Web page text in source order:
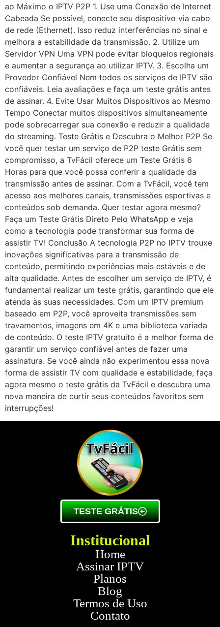
ao Máximo o IPTV P2P 1. Use uma Conexão de Internet
Cabeada Se possível, conecte seu dispositivo via cabo
de rede (Ethernet). Isso reduz interferências no sinal e
melhora a estabilidade da transmissão. 2. Utilize um
Servidor VPN Uma VPN pode evitar bloqueios regionais
e aumentar a segurança ao utilizar IPTV. 3. Escolha um
Provedor Confiável Nem todos os serviços de IPTV são
confiáveis. Leia avaliações e faça um teste grátis antes
de assinar. 4. Evite Usar Muitos Dispositivos ao Mesmo
Tempo Conectar muitos dispositivos simultaneamente
pode sobrecarregar sua conexão e reduzir a qualidade
do streaming. Teste Grátis e Descubra o Melhor P2P Se
você quer testar um serviço de P2P teste Grátis sem
compromisso, a TvFácil oferece um Teste Grátis 6
Horas para que você possa conferir a qualidade da
transmissão antes de assinar. Com a TvFácil, você tem
acesso aos melhores canais, transmissões esportivas e
conteúdos sob demanda. Quer testar agora mesmo?
Faça um Teste Grátis Direto Pelo WhatsApp e veja
como a tecnologia pode transformar sua forma de
assistir TV! Conclusão A tecnologia P2P no IPTV trouxe
inovações significativas para a transmissão de
conteúdo, permitindo experiências mais estáveis e de
alta qualidade. Antes de escolher um serviço de IPTV, é
fundamental realizar um teste grátis, garantindo que ele
atenda às suas necessidades. Com um IPTV premium
baseado em P2P, você aproveita transmissões sem
travamentos, imagens em 4K e uma biblioteca variada
de conteúdo. O teste IPTV gratuito é a melhor forma de
garantir um serviço confiável antes de fazer uma
assinatura. Se você ainda não experimentou essa nova
forma de assistir TV com qualidade e estabilidade, faça
agora mesmo o teste grátis da TvFácil e descubra uma
nova maneira de curtir seus conteúdos favoritos sem
interrupções!
TESTE GRÁTIS
Institucional
Home
Assinar IPTV
Planos
Blog
Termos de Uso
Contato